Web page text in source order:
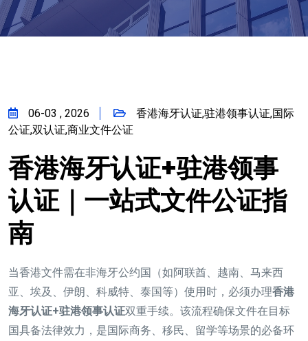
06-03 , 2026
香港海牙认证,驻港领事认证,国际
公证,双认证,商业文件公证
香港海牙认证+驻港领事
认证｜一站式文件公证指
南
当香港文件需在非海牙公约国（如阿联酋、越南、马来西
亚、埃及、伊朗、科威特、泰国等）使用时，必须办理香港
海牙认证+驻港领事认证双重手续。该流程确保文件在目标
国具备法律效力，是国际商务、移民、留学等场景的必备环